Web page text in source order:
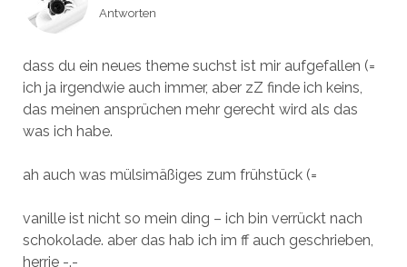
Antworten
dass du ein neues theme suchst ist mir aufgefallen (=
ich ja irgendwie auch immer, aber zZ finde ich keins,
das meinen ansprüchen mehr gerecht wird als das
was ich habe.
ah auch was mülsimäßiges zum frühstück (=
vanille ist nicht so mein ding – ich bin verrückt nach
schokolade. aber das hab ich im ff auch geschrieben,
herrje -.-